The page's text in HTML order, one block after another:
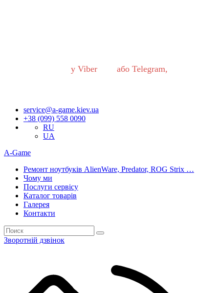
у Viber або Telegram,
service@a-game.kiev.ua
+38 (099) 558 0090
RU
UA
A-Game
Ремонт ноутбуків AlienWare, Predator, ROG Strix …
Чому ми
Послуги сервісу
Каталог товарів
Галерея
Контакти
Зворотній дзвінок